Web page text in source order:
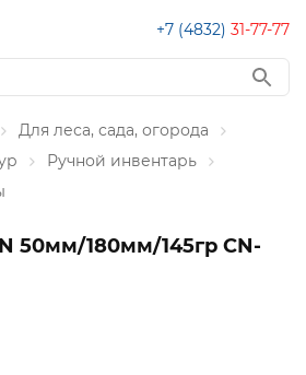
+7 (4832) 31-77-77
Для леса, сада, огорода
Ручной инвентарь
50мм/180мм/145гр СN-